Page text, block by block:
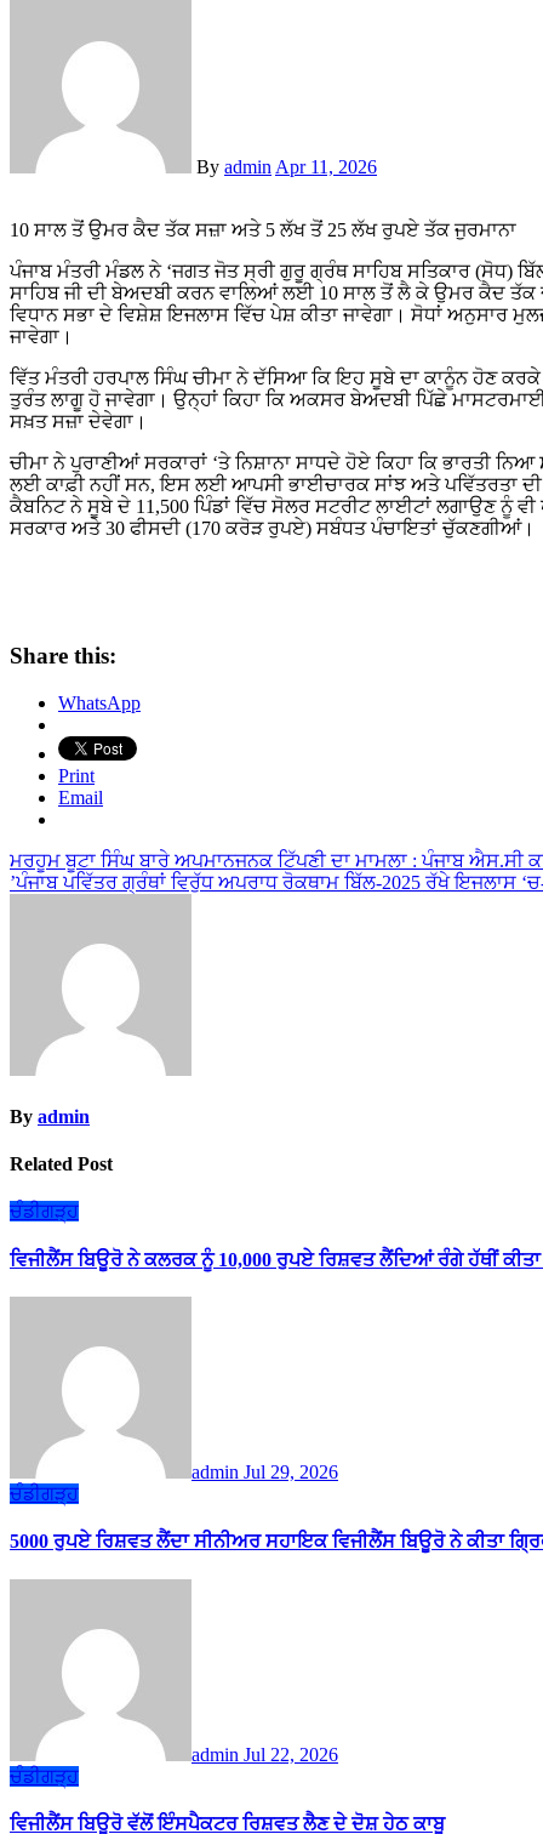
By admin Apr 11, 2026
10 ਸਾਲ ਤੋਂ ਉਮਰ ਕੈਦ ਤੱਕ ਸਜ਼ਾ ਅਤੇ 5 ਲੱਖ ਤੋਂ 25 ਲੱਖ ਰੁਪਏ ਤੱਕ ਜੁਰਮਾਨਾ
ਪੰਜਾਬ ਮੰਤਰੀ ਮੰਡਲ ਨੇ ‘ਜਗਤ ਜੋਤ ਸ੍ਰੀ ਗੁਰੂ ਗ੍ਰੰਥ ਸਾਹਿਬ ਸਤਿਕਾਰ (ਸੋਧ)
ਸਾਹਿਬ ਜੀ ਦੀ ਬੇਅਦਬੀ ਕਰਨ ਵਾਲਿਆਂ ਲਈ 10 ਸਾਲ ਤੋਂ ਲੈ ਕੇ ਉਮਰ ਕੈਦ ਤੱਕ
ਵਿਧਾਨ ਸਭਾ ਦੇ ਵਿਸ਼ੇਸ਼ ਇਜਲਾਸ ਵਿੱਚ ਪੇਸ਼ ਕੀਤਾ ਜਾਵੇਗਾ। ਸੋਧਾਂ ਅਨੁਸਾਰ
ਜਾਵੇਗਾ।
ਵਿੱਤ ਮੰਤਰੀ ਹਰਪਾਲ ਸਿੰਘ ਚੀਮਾ ਨੇ ਦੱਸਿਆ ਕਿ ਇਹ ਸੂਬੇ ਦਾ ਕਾਨੂੰਨ ਹੋਣ
ਤੁਰੰਤ ਲਾਗੂ ਹੋ ਜਾਵੇਗਾ। ਉਨ੍ਹਾਂ ਕਿਹਾ ਕਿ ਅਕਸਰ ਬੇਅਦਬੀ ਪਿੱਛੇ
ਸਖ਼ਤ ਸਜ਼ਾ ਦੇਵੇਗਾ।
ਚੀਮਾ ਨੇ ਪੁਰਾਣੀਆਂ ਸਰਕਾਰਾਂ ‘ਤੇ ਨਿਸ਼ਾਨਾ ਸਾਧਦੇ ਹੋਏ ਕਿਹਾ ਕਿ ਭਾਰਤੀ
ਲਈ ਕਾਫ਼ੀ ਨਹੀਂ ਸਨ, ਇਸ ਲਈ ਆਪਸੀ ਭਾਈਚਾਰਕ ਸਾਂਝ ਅਤੇ ਪਵਿੱਤਰਤਾ
ਕੈਬਨਿਟ ਨੇ ਸੂਬੇ ਦੇ 11,500 ਪਿੰਡਾਂ ਵਿੱਚ ਸੋਲਰ ਸਟਰੀਟ ਲਾਈਟਾਂ ਲਗਾਉਣ ਨੂੰ ਵੀ
ਸਰਕਾਰ ਅਤੇ 30 ਫੀਸਦੀ (170 ਕਰੋੜ ਰੁਪਏ) ਸਬੰਧਤ ਪੰਚਾਇਤਾਂ ਚੁੱਕਣਗੀਆਂ।
Share this:
WhatsApp
Print
Email
Post
navigation
ਮਰਹੂਮ ਬੂਟਾ ਸਿੰਘ ਬਾਰੇ ਅਪਮਾਨਜਨਕ ਟਿੱਪਣੀ ਦਾ ਮਾਮਲਾ : ਪੰਜਾਬ ਐਸ.ਸੀ
’ਪੰਜਾਬ ਪਵਿੱਤਰ ਗ੍ਰੰਥਾਂ ਵਿਰੁੱਧ ਅਪਰਾਧ ਰੋਕਥਾਮ ਬਿੱਲ-2025 ਰੱਖੇ ਇਜਲਾਸ
By admin
Related Post
ਚੰਡੀਗੜ੍ਹ
ਵਿਜੀਲੈਂਸ ਬਿਊਰੋ ਨੇ ਕਲਰਕ ਨੂੰ 10,000 ਰੁਪਏ ਰਿਸ਼ਵਤ ਲੈਂਦਿਆਂ ਰੰਗੇ ਹੱਥੀਂ ਕੀਤਾ
admin Jul 29, 2026
ਚੰਡੀਗੜ੍ਹ
5000 ਰੁਪਏ ਰਿਸ਼ਵਤ ਲੈਂਦਾ ਸੀਨੀਅਰ ਸਹਾਇਕ ਵਿਜੀਲੈਂਸ ਬਿਊਰੋ ਨੇ ਕੀਤਾ
admin Jul 22, 2026
ਚੰਡੀਗੜ੍ਹ
ਵਿਜੀਲੈਂਸ ਬਿਊਰੋ ਵੱਲੋਂ ਇੰਸਪੈਕਟਰ ਰਿਸ਼ਵਤ ਲੈਣ ਦੇ ਦੋਸ਼ ਹੇਠ ਕਾਬੂ